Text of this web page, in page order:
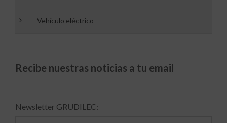
Vehículo eléctrico
Recibe nuestras noticias a tu email
Newsletter GRUDILEC: